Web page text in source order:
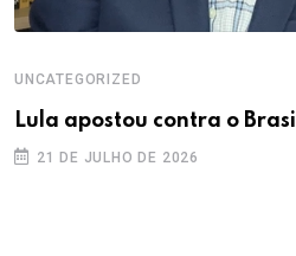
UNCATEGORIZED
Lula apostou contra o Brasil
21 DE JULHO DE 2026